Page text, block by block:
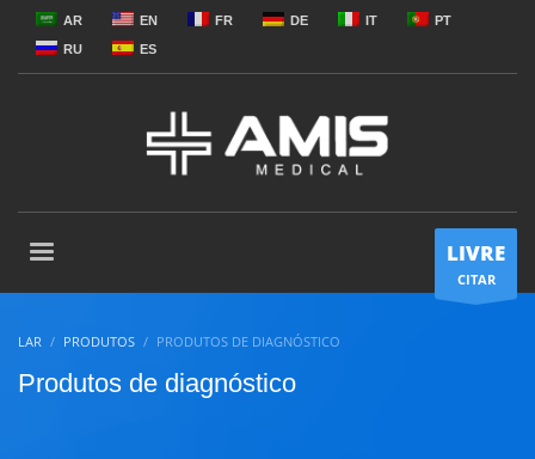
AR EN FR DE IT
PT
RU
ES
LIVRE
CITAR
LAR PRODUTOS PRODUTOS DE DIAGNÓSTICO
Produtos de diagnóstico